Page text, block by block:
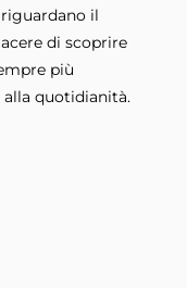
il
di scoprire
più
quotidianità.